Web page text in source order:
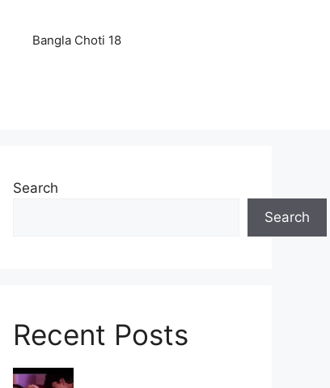
Bangla Choti 18
Search
Search
Recent Posts